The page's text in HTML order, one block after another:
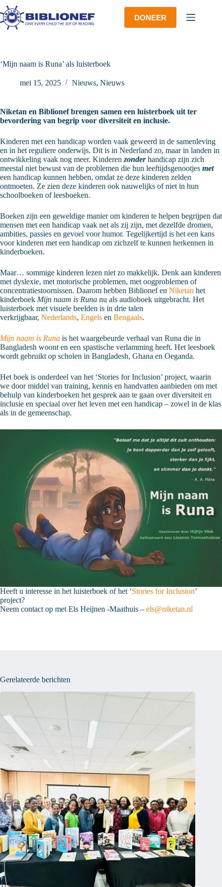
Ga
naar
de
inhoud
DONEER
‘Mijn naam is Runa’ als luisterboek
mei 15, 2025 Nieuws, Nieuws
Niketan en Biblionef brengen samen een luisterboek uit ter
bevordering van begrip voor diversiteit en inclusie.
Kinderen met een handicap worden vaak geweerd in de samenleving
en in het reguliere onderwijs. Dit is in Nederland zo, maar in landen in
ontwikkeling vaak nog meer. Kinderen zonder handicap zijn zich
meestal niet bewust van de problemen die hun leeftijdsgenootjes met
een handicap kunnen hebben, omdat ze deze kinderen zelden
ontmoeten. Ze zien deze kinderen ook nauwelijks of niet in hun
schoolboeken of leesboeken.
Boeken zijn een geweldige manier om kinderen te helpen begrijpen dat
mensen met een handicap vaak net als zij zijn, met dezelfde dromen,
ambities, passies en gevoel voor humor. Tegelijkertijd is het een kans
voor kinderen met een handicap om zichzelf te kunnen herkennen in
kinderboeken.
Maar… sommige kinderen lezen niet zo makkelijk. Denk aan kinderen
met dyslexie, met motorische problemen, met oogproblemen of
concentratiestoornissen. Daarom hebben Biblionef en Niketan het
kinderboek Mijn naam is Runa nu als audioboek uitgebracht. Het
luisterboek met visuele beelden is in drie talen
verkrijgbaar, Nederlands, Engels en Bengaals.
Mijn naam is Runa is het waargebeurde verhaal van Runa die in
Bangladesh woont en een spastische verlamming heeft. Het leesboek
wordt gebruikt op scholen in Bangladesh, Ghana en Oeganda.
Het boek is onderdeel van het ‘Stories for Inclusion’ project, waarin
we door middel van training, kennis en handvatten aanbieden om met
behulp van kinderboeken het gesprek aan te gaan over diversiteit en
inclusie en speciaal over het leven met een handicap – zowel in de klas
als in de gemeenschap.
Heeft u interesse in het luisterboek of het ‘Stories for Inclusion’
project?
Neem contact op met Els Heijnen -Maathuis – els@niketan.nl
Gerelateerde berichten